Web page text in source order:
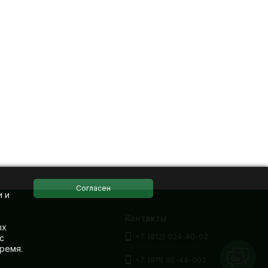
Контакты
+7 (812) 924-40-02
+7 (911) 92-44-002
и